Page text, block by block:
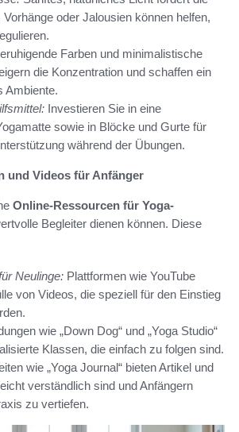
Vorhänge oder Jalousien können helfen,
Farben und minimalistische
die Konzentration und schaffen ein
Ambiente.
Investieren Sie in eine
sowie in Blöcke und Gurte für
während der Übungen.
und Videos für Anfänger
Online-Ressourcen für Yoga-
Begleiter dienen können. Diese
Neulinge: Plattformen wie YouTube
von Videos, die speziell für den Einstieg
wie „Down Dog“ und „Yoga Studio“
Klassen, die einfach zu folgen sind.
wie „Yoga Journal“ bieten Artikel und
verständlich sind und Anfängern
zu vertiefen.